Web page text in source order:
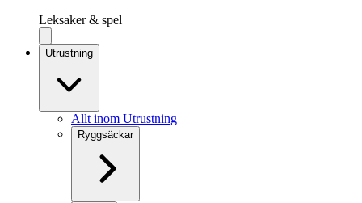
Leksaker & spel
Utrustning
Allt inom Utrustning
Ryggsäckar